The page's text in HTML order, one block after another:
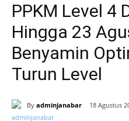
PPKM Level 4
Hingga 23
Benyamin
Turun Level
By adminjanabar 18 Agustus